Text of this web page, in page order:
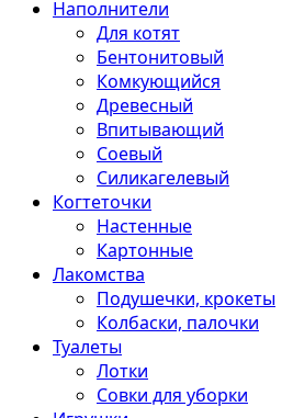
Наполнители
Для котят
Бентонитовый
Комкующийся
Древесный
Впитывающий
Соевый
Силикагелевый
Когтеточки
Настенные
Картонные
Лакомства
Подушечки, крокеты
Колбаски, палочки
Туалеты
Лотки
Совки для уборки